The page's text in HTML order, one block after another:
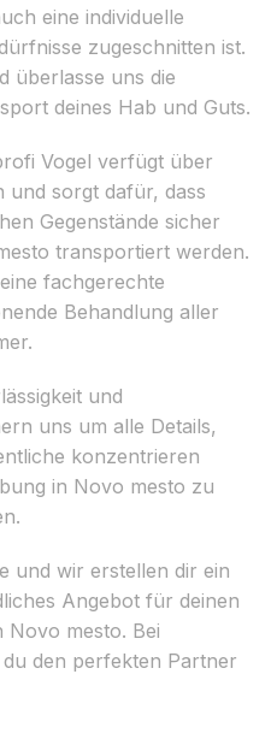
eine individuelle
zugeschnitten ist.
überlasse uns die
deines Hab und Guts.
Vogel verfügt über
und sorgt dafür, dass
Gegenstände sicher
transportiert werden.
fachgerechte
Behandlung aller
und
uns um alle Details,
konzentrieren
in Novo mesto zu
und wir erstellen dir ein
Angebot für deinen
mesto. Bei
den perfekten Partner